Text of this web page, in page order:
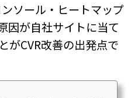
ソール・ヒートマップ
因が自社サイトに当て
がCVR改善の出発点で